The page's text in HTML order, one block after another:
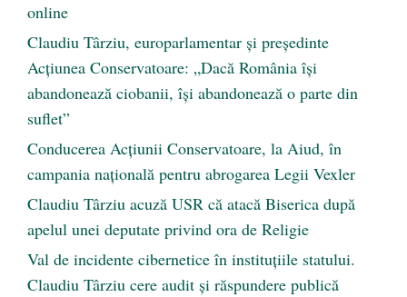
online
Claudiu Târziu, europarlamentar și președinte
Acțiunea Conservatoare: „Dacă România își
abandonează ciobanii, își abandonează o parte din
suflet”
Conducerea Acțiunii Conservatoare, la Aiud, în
campania națională pentru abrogarea Legii Vexler
Claudiu Târziu acuză USR că atacă Biserica după
apelul unei deputate privind ora de Religie
Val de incidente cibernetice în instituțiile statului.
Claudiu Târziu cere audit și răspundere publică